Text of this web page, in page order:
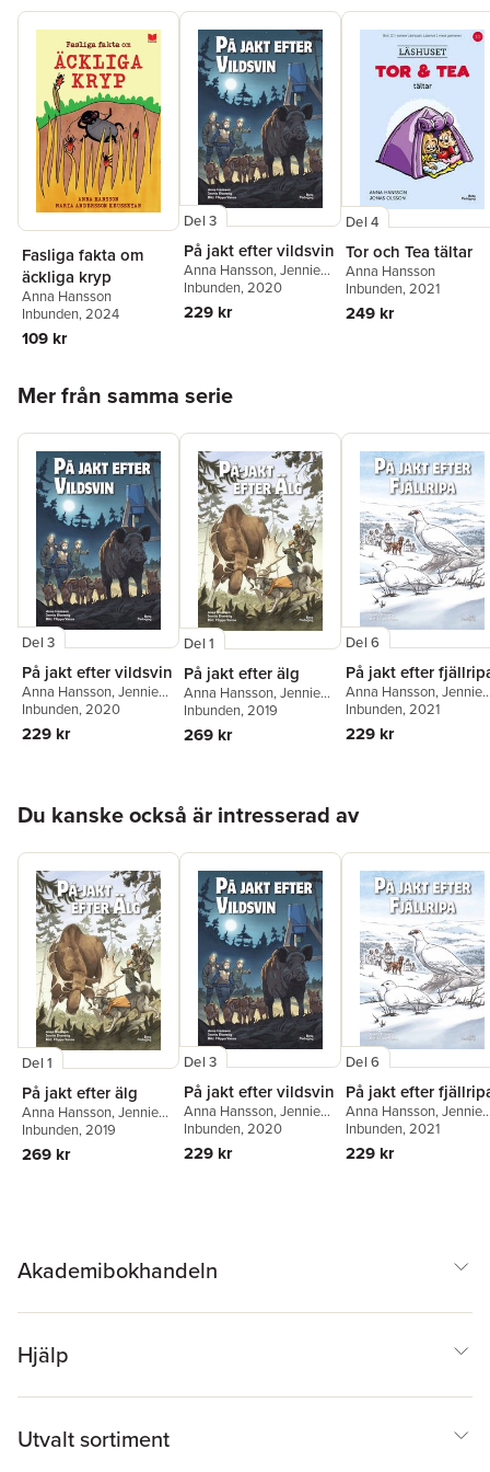
Fasliga fakta om
äckliga kryp
Anna Hansson
Inbunden, 2024
109 kr
Del 3
På jakt efter vildsvin
Anna Hansson,Jennie
Elverstig
Inbunden, 2020
229 kr
Del 4
Tor och Tea tältar
Anna Hansson
Inbunden, 2021
249 kr
Mer från samma serie
Del 3
På jakt efter vildsvin
Anna Hansson,Jennie
Elverstig
Inbunden, 2020
229 kr
Del 1
På jakt efter älg
Anna Hansson,Jennie
Elverstig
Inbunden, 2019
269 kr
Del 6
På jakt efter
Anna Hansson,Jennie
Elverstig
Inbunden, 2021
229 kr
Du kanske också är intresserad av
Del 1
På jakt efter älg
Anna Hansson,Jennie
Elverstig
Inbunden, 2019
269 kr
Del 3
På jakt efter vildsvin
Anna Hansson,Jennie
Elverstig
Inbunden, 2020
229 kr
Del 6
På jakt efter
Anna Hansson,Jennie
Elverstig
Inbunden, 2021
229 kr
Akademibokhandeln
Hjälp
Utvalt sortiment